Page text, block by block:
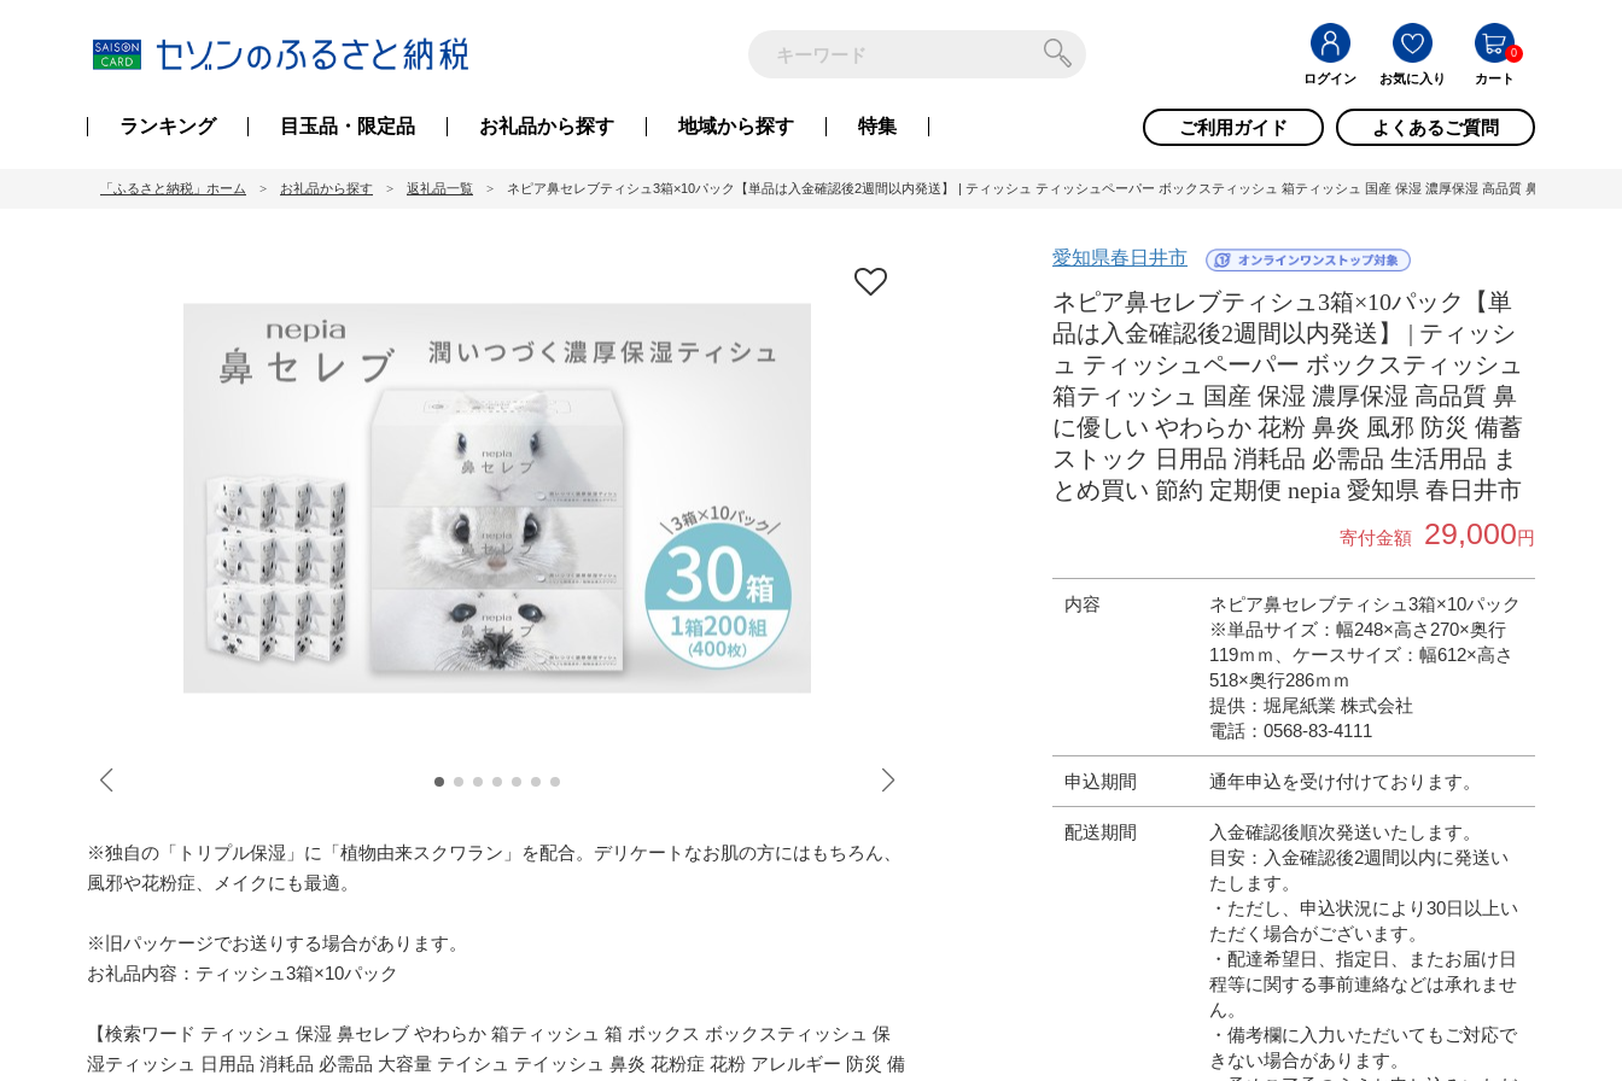
ログイン お気に入り カート
0
ランキング 目玉品・限定品 お礼品から探す 地域から探す 特集 ご利用ガイド よくあるご質問
「ふるさと納税」ホーム お礼品から探す 返礼品一覧 ネピア鼻セレブティシュ3箱×10パック【単品は入金確認後2週間以内発送】 | ティッシュ ティッシュペーパー ボックスティッシュ 箱ティッシュ 国産 保湿 濃厚保湿 高品質 鼻に優しい
愛知県春日井市
ネピア鼻セレブティシュ3箱×10パック【単
品は入金確認後2週間以内発送】 | ティッシ
ュ ティッシュペーパー ボックスティッシュ
箱ティッシュ 国産 保湿 濃厚保湿 高品質 鼻
に優しい やわらか 花粉 鼻炎 風邪 防災 備蓄
ストック 日用品 消耗品 必需品 生活用品 ま
とめ買い 節約 定期便 nepia 愛知県 春日井市
寄付金額 29,000円
内容
ネピア鼻セレブティシュ3箱×10パック
※単品サイズ：幅248×高さ270×奥行
119ｍｍ、ケースサイズ：幅612×高さ
518×奥行286ｍｍ
提供：堀尾紙業 株式会社
電話：0568-83-4111
申込期間 通年申込を受け付けております。
配送期間
入金確認後順次発送いたします。
目安：入金確認後2週間以内に発送い
たします。
・ただし、申込状況により30日以上い
ただく場合がございます。
・配達希望日、指定日、またお届け日
程等に関する事前連絡などは承れませ
ん。
・備考欄に入力いただいてもご対応で
きない場合があります。
※独自の「トリプル保湿」に「植物由来スクワラン」を配合。デリケートなお肌の方にはもちろん、
風邪や花粉症、メイクにも最適。
※旧パッケージでお送りする場合があります。
お礼品内容：ティッシュ3箱×10パック
【検索ワード ティッシュ 保湿 鼻セレブ やわらか 箱ティッシュ 箱 ボックス ボックスティッシュ 保
湿ティッシュ 日用品 消耗品 必需品 大容量 テイシュ テイッシュ 鼻炎 花粉症 花粉 アレルギー 防災 備